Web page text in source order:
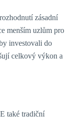
zásadní
menším uzlům pro
investovali do
celkový výkon a
také tradiční